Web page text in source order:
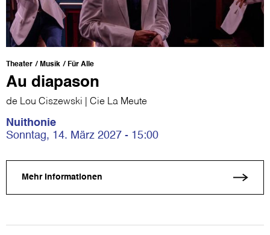
Theater Musik Für Alle
Au diapason
de Lou Ciszewski | Cie La Meute
Nuithonie
Sonntag, 14. März 2027 - 15:00
Mehr Informationen